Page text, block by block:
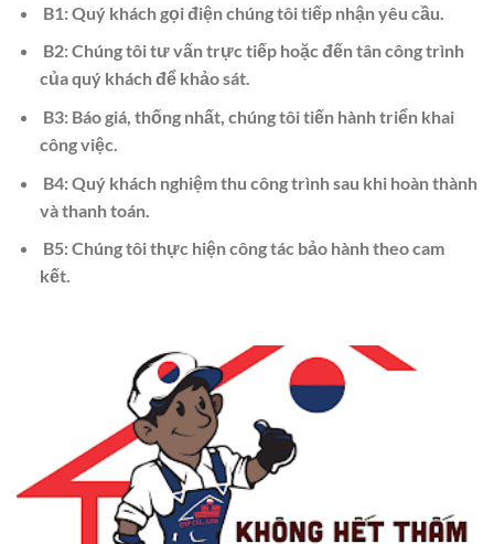
B1: Quý khách gọi điện chúng tôi tiếp nhận yêu cầu.
B2: Chúng tôi tư vấn trực tiếp hoặc đến tân công trình
của quý khách để khảo sát.
B3: Báo giá, thống nhất, chúng tôi tiến hành triển khai
công việc.
B4: Quý khách nghiệm thu công trình sau khi hoàn thành
và thanh toán.
B5: Chúng tôi thực hiện công tác bảo hành theo cam
kết.​